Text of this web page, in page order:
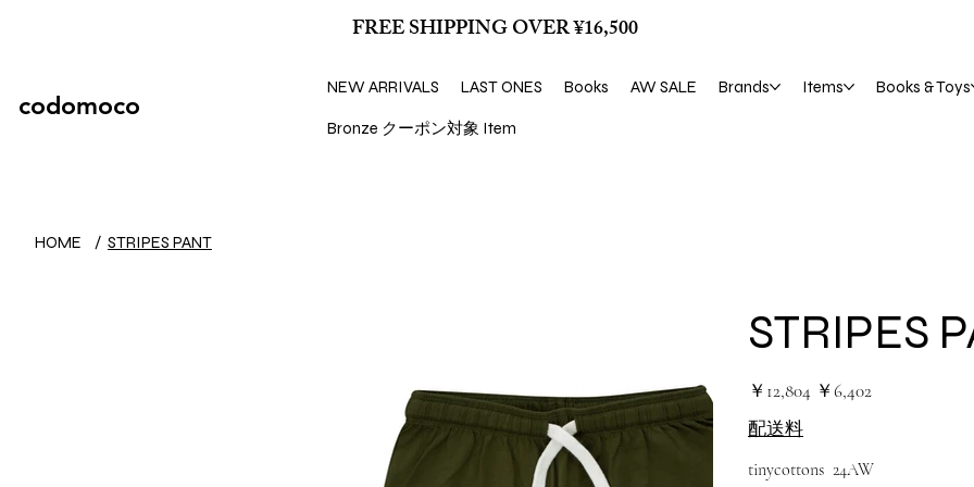
FREE SHIPPING OVER ¥16,500
codomoco
NEW ARRIVALS LAST ONES Books AW SALE Brands Items Books & Toys
Bronze クーポン対象 Item
HOME / STRIPES PANT
STRIPES
元
の
格
￥12,804
セ
ー
￥6,402
配送料
tinycottons 24AW